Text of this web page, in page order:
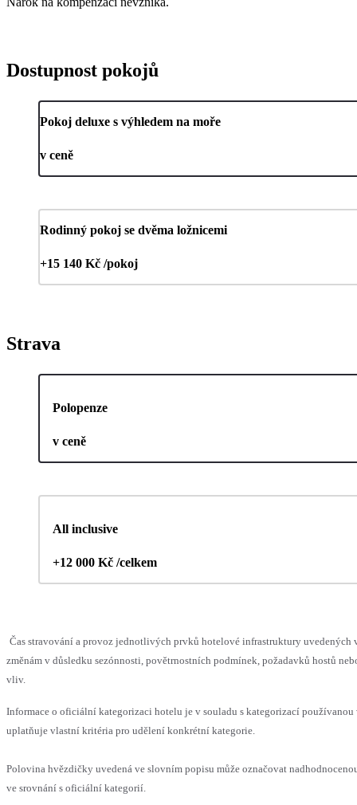
Dostupnost pokojů
Pokoj deluxe s výhledem na moře
v ceně
Rodinný pokoj se dvěma ložnicemi
+15 140 Kč /pokoj
Strava
Polopenze
v ceně
All inclusive
+12 000 Kč /celkem
Čas stravování a provoz jednotlivých prvků hotelové infrastruktury uvedených
změnám v důsledku sezónnosti, povětrnostních podmínek, požadavků hostů
vliv.
Informace o oficiální kategorizaci hotelu je v souladu s kategorizací používanou
uplatňuje vlastní kritéria pro udělení konkrétní kategorie.
Polovina hvězdičky uvedená ve slovním popisu může označovat
ve srovnání s oficiální kategorií.